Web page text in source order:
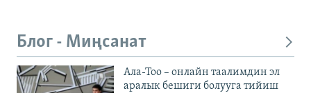
Блог - Миңсанат
Ала-Тоо – онлайн таалимдин эл
аралык бешиги болууга тийиш